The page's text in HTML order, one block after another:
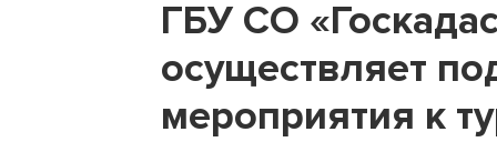
ГБУ СО
осуществляет
мероприятия к